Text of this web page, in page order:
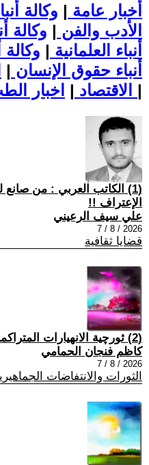
أخبار عامة | وكالة
الأدب والفن | وكالة
أنباء العلمانية | وكالة
أنباء حقوق الإنسان |
الاقتصاد | |
(1) الكاتب العربي : من
الإعتراف !!
علي سيف الرعيني
2026 / 8 / 7
قضايا ثقافية
(2) ثورچية الانهيارات المتراكمة
كاظم فنجان الحمامي
2026 / 8 / 7
الثورات والانتفاضات